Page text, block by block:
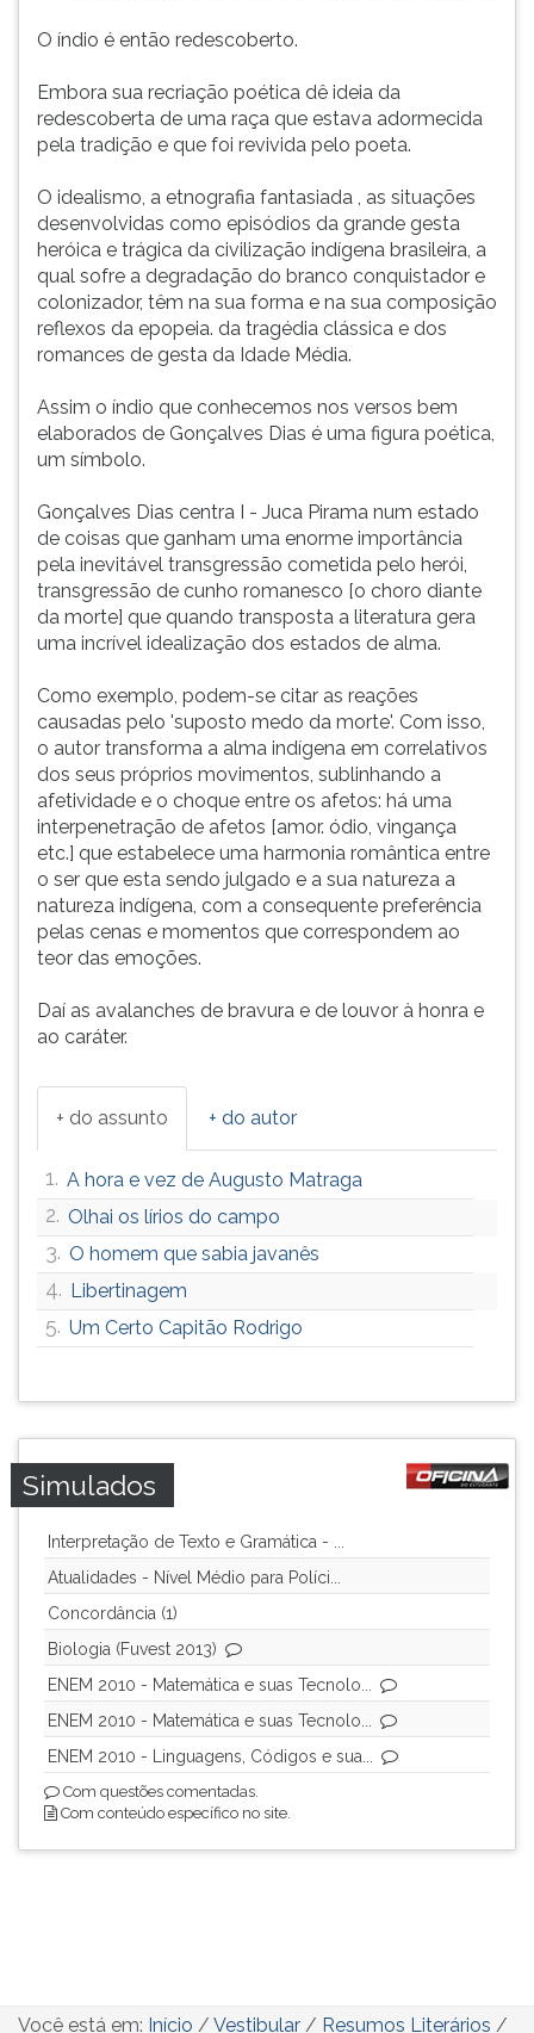
O índio é então redescoberto.
Embora sua recriação poética dê ideia da
redescoberta de uma raça que estava adormecida
pela tradição e que foi revivida pelo poeta.
O idealismo, a etnografia fantasiada , as situações
desenvolvidas como episódios da grande gesta
heróica e trágica da civilização indígena brasileira, a
qual sofre a degradação do branco conquistador e
colonizador, têm na sua forma e na sua composição
reflexos da epopeia. da tragédia clássica e dos
romances de gesta da Idade Média.
Assim o índio que conhecemos nos versos bem
elaborados de Gonçalves Dias é uma figura poética,
um símbolo.
Gonçalves Dias centra I - Juca Pirama num estado
de coisas que ganham uma enorme importância
pela inevitável transgressão cometida pelo herói,
transgressão de cunho romanesco [o choro diante
da morte] que quando transposta a literatura gera
uma incrível idealização dos estados de alma.
Como exemplo, podem-se citar as reações
causadas pelo 'suposto medo da morte'. Com isso,
o autor transforma a alma indígena em correlativos
dos seus próprios movimentos, sublinhando a
afetividade e o choque entre os afetos: há uma
interpenetração de afetos [amor. ódio, vingança
etc.] que estabelece uma harmonia romântica entre
o ser que esta sendo julgado e a sua natureza a
natureza indígena, com a consequente preferência
pelas cenas e momentos que correspondem ao
teor das emoções.
Daí as avalanches de bravura e de louvor à honra e
ao caráter.
+ do assunto + do autor
1. A hora e vez de Augusto Matraga
2. Olhai os lírios do campo
3. O homem que sabia javanês
4. Libertinagem
5. Um Certo Capitão Rodrigo
Simulados
Interpretação de Texto e Gramática - ...
Atualidades - Nível Médio para Políci...
Concordância (1)
Biologia (Fuvest 2013)
ENEM 2010 - Matemática e suas Tecnolo...
ENEM 2010 - Matemática e suas Tecnolo...
ENEM 2010 - Linguagens, Códigos e sua...
Com questões comentadas.
Com conteúdo específico no site.
Você está em: Início / Vestibular / Resumos Literários /